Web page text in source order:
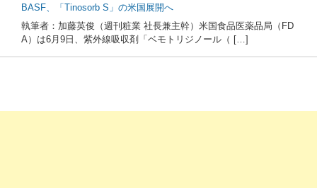
BASF、「Tinosorb S」の米国展開へ
執筆者：加藤英俊（週刊粧業 社長兼主幹）米国食品医薬品局（FD
A）は6月9日、紫外線吸収剤「ベモトリジノール（ […]